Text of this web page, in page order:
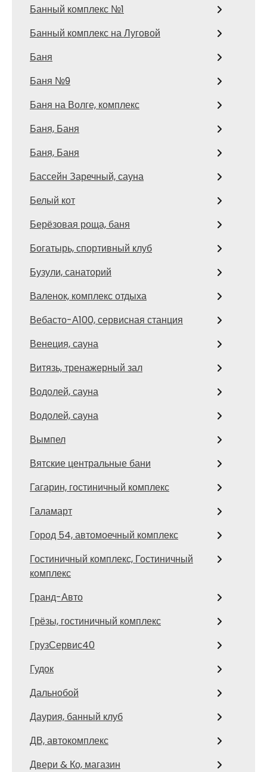
Банный комплекс №1
Банный комплекс на Луговой
Баня
Баня №9
Баня на Волге, комплекс
Баня, Баня
Баня, Баня
Бассейн Заречный, сауна
Белый кот
Берёзовая роща, баня
Богатырь, спортивный клуб
Бузули, санаторий
Валенок, комплекс отдыха
Вебасто-А100, сервисная станция
Венеция, сауна
Витязь, тренажерный зал
Водолей, сауна
Водолей, сауна
Вымпел
Вятские центральные бани
Гагарин, гостиничный комплекс
Галамарт
Город 54, автомоечный комплекс
Гостиничный комплекс, Гостиничный
комплекс
Гранд-Авто
Грёзы, гостиничный комплекс
ГрузСервис40
Гудок
Дальнобой
Даурия, банный клуб
ДВ, автокомплекс
Двери & Ко, магазин